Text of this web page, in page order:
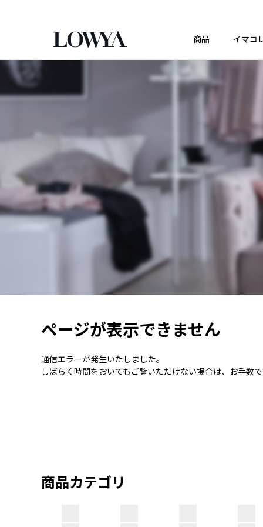
商品 イマコ
ページが表示できません
通信エラーが発生いたしました。
しばらく時間をおいてもご覧いただけない場合は、お手数
商品カテゴリ